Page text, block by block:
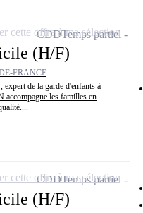
(H/F)
FRANCE
de la garde d'enfants à
les familles en
CDDTemps partiel
cette offre à ma sélection
(H/F)
CDDTemps partiel
cette offre à ma sélection